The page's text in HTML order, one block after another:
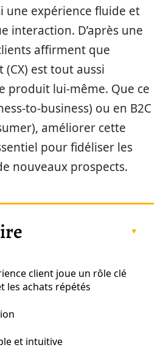
une expérience fluide et
interaction. D’après une
affirment que
(CX) est tout aussi
produit lui-même. Que ce
to-business) ou en B2C
améliorer cette
pour fidéliser les
nouveaux prospects.
client joue un rôle clé
les achats répétés
et intuitive